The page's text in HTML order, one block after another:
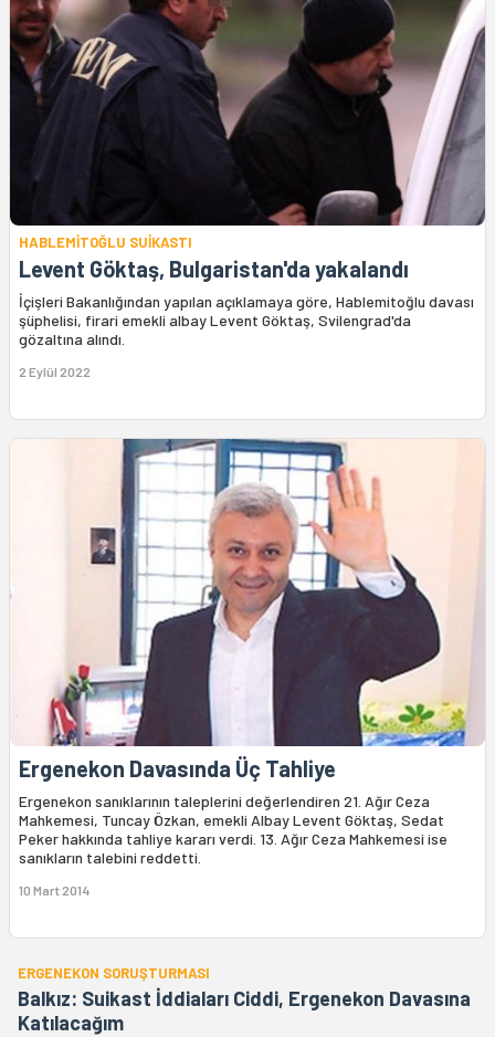
HABLEMİTOĞLU SUİKASTI
Levent Göktaş, Bulgaristan'da yakalandı
İçişleri Bakanlığından yapılan açıklamaya göre, Hablemitoğlu davası
şüphelisi, firari emekli albay Levent Göktaş, Svilengrad'da
gözaltına alındı.
2 Eylül 2022
Ergenekon Davasında Üç Tahliye
Ergenekon sanıklarının taleplerini değerlendiren 21. Ağır Ceza
Mahkemesi, Tuncay Özkan, emekli Albay Levent Göktaş, Sedat
Peker hakkında tahliye kararı verdi. 13. Ağır Ceza Mahkemesi ise
sanıkların talebini reddetti.
10 Mart 2014
ERGENEKON SORUŞTURMASI
Balkız: Suikast İddiaları Ciddi, Ergenekon Davasına
Katılacağım